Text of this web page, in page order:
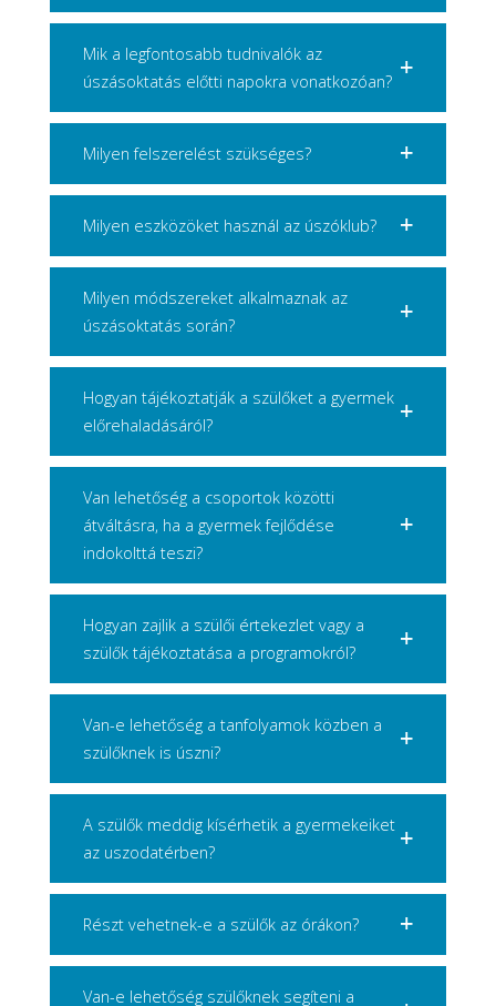
Mik a legfontosabb tudnivalók az
úszásoktatás előtti napokra vonatkozóan?
Milyen felszerelést szükséges?
Milyen eszközöket használ az úszóklub?
Milyen módszereket alkalmaznak az
úszásoktatás során?
Hogyan tájékoztatják a szülőket a gyermek
előrehaladásáról?
Van lehetőség a csoportok közötti
átváltásra, ha a gyermek fejlődése
indokolttá teszi?
Hogyan zajlik a szülői értekezlet vagy a
szülők tájékoztatása a programokról?
Van-e lehetőség a tanfolyamok közben a
szülőknek is úszni?
A szülők meddig kísérhetik a gyermekeiket
az uszodatérben?
Részt vehetnek-e a szülők az órákon?
Van-e lehetőség szülőknek segíteni a